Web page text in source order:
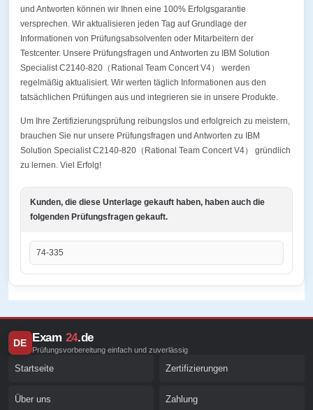
und Antworten können wir Ihnen eine 100% Erfolgsgarantie
versprechen. Wir aktualisieren jeden Tag auf Grundlage der
Informationen von Prüfungsabsolventen oder Mitarbeitern der
Testcenter. Unsere Prüfungsfragen und Antworten zu IBM Solution
Specialist C2140-820（Rational Team Concert V4） werden
regelmäßig aktualisiert. Wir werten täglich Informationen aus den
tatsächlichen Prüfungen aus und integrieren sie in unsere Produkte.
Um Ihre Zertifizierungsprüfung reibungslos und erfolgreich zu meistern,
brauchen Sie nur unsere Prüfungsfragen und Antworten zu IBM
Solution Specialist C2140-820（Rational Team Concert V4） gründlich
zu lernen. Viel Erfolg!
Kunden, die diese Unterlage gekauft haben, haben auch die
folgenden Prüfungsfragen gekauft.
74-335
DE Exam 24.de
Prüfungsvorbereitung einfach und zuverlässig
Startseite Zertifizierungen
Über uns Zahlung